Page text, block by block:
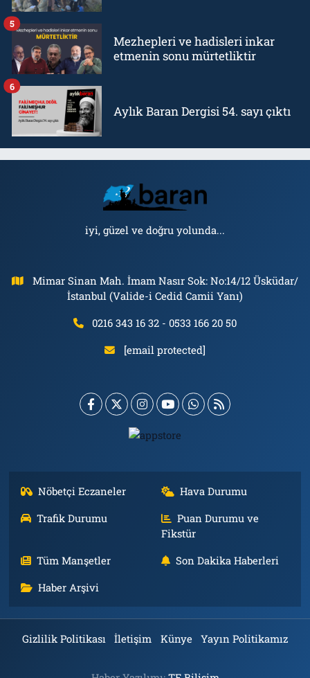
Mezhepleri ve hadisleri inkar
etmenin sonu mürtetliktir
5
Aylık Baran Dergisi 54. sayı çıktı
6
iyi, güzel ve doğru yolunda...
Mimar Sinan Mah. İmam Nasır Sok: No:14/12 Üsküdar/
İstanbul (Valide-i Cedid Camii Yanı)
0216 343 16 32 - 0533 166 20 50
[email protected]
Nöbetçi Eczaneler
Hava Durumu
Trafik Durumu
Puan Durumu ve
Fikstür
Tüm Manşetler
Son Dakika Haberleri
Haber Arşivi
Gizlilik Politikası İletişim Künye Yayın Politikamız